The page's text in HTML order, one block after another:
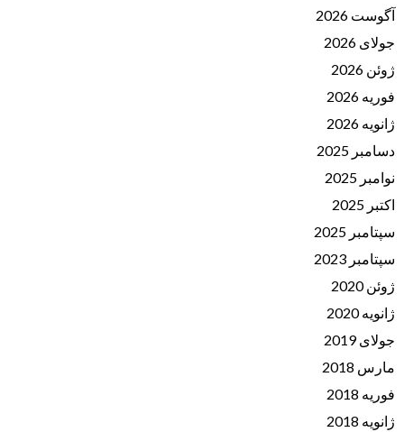
آگوست 2026
جولای 2026
ژوئن 2026
فوریه 2026
ژانویه 2026
دسامبر 2025
نوامبر 2025
اکتبر 2025
سپتامبر 2025
سپتامبر 2023
ژوئن 2020
ژانویه 2020
جولای 2019
مارس 2018
فوریه 2018
ژانویه 2018